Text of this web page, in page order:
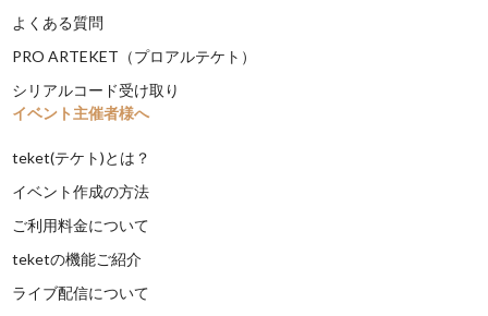
よくある質問
PRO ARTEKET（プロアルテケト）
シリアルコード受け取り
イベント主催者様へ
teket(テケト)とは？
イベント作成の方法
ご利用料金について
teketの機能ご紹介
ライブ配信について